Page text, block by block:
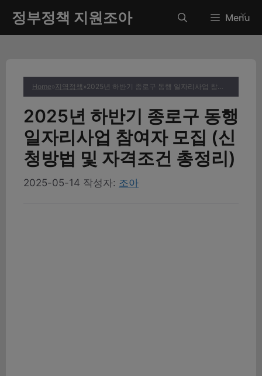
츠
정부정책 지원조아 Menu
Home»지역정책 » 2025년 하반기 종로구 동행 일자리사업 참여자 모집 (신청방법 및 자격조건 총정리)
2025년 하반기 종로구 동행
일자리사업 참여자 모집 (신
청방법 및 자격조건 총정리)
2025-05-14 작성자: 조아
✕